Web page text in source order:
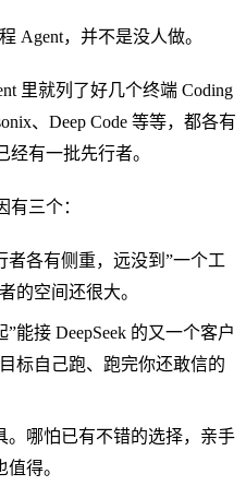
Agent，并不是没人做。
里就列了好几个终端 Coding
、Deep Code 等等，都各有
有一批先行者。
三个：
各有侧重，远没到”一个工
的空间还很大。
能接 DeepSeek 的又一个客户
标自己跑、跑完你还敢信的
。哪怕已有不错的选择，亲手
得。